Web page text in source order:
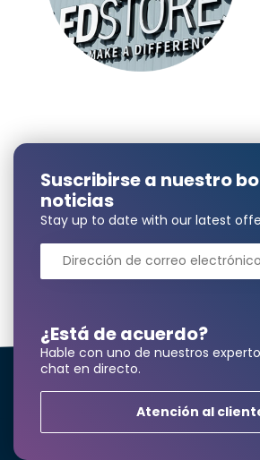
¿Está de acuerdo?
Hable con uno de nuestros
chat en directo.
Atención al
Suscribirse a nuestro
noticias
Stay up to date with our latest